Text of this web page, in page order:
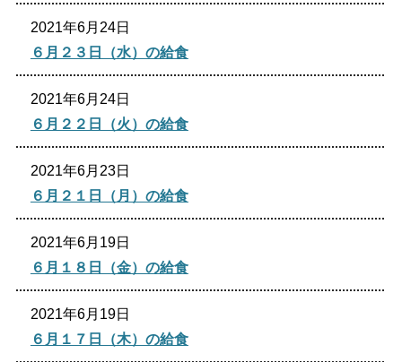
文字サイズ
色合い
白
リセット
language
2021年6月24日
６月２３日（水）の給食
2021年6月24日
６月２２日（火）の給食
2021年6月23日
６月２１日（月）の給食
2021年6月19日
６月１８日（金）の給食
2021年6月19日
６月１７日（木）の給食